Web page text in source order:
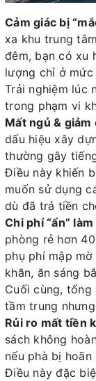
Cảm giác bị
xa khu trung
đêm, bạn có xu
lượng chỉ ở
Trải nghiệm lúc
trong phạm vi
Mất ngủ &
dấu hiệu xây
thường gây
Điều này khiến
muốn sử dụng
dù đã trả tiền
Chi phí “ẩn”
phòng rẻ hơn
phụ phí mập
khăn, ăn sáng
Cuối cùng,
tầm trung
Rủi ro mất tiền
sách không
nếu phà bị
Điều này đặc